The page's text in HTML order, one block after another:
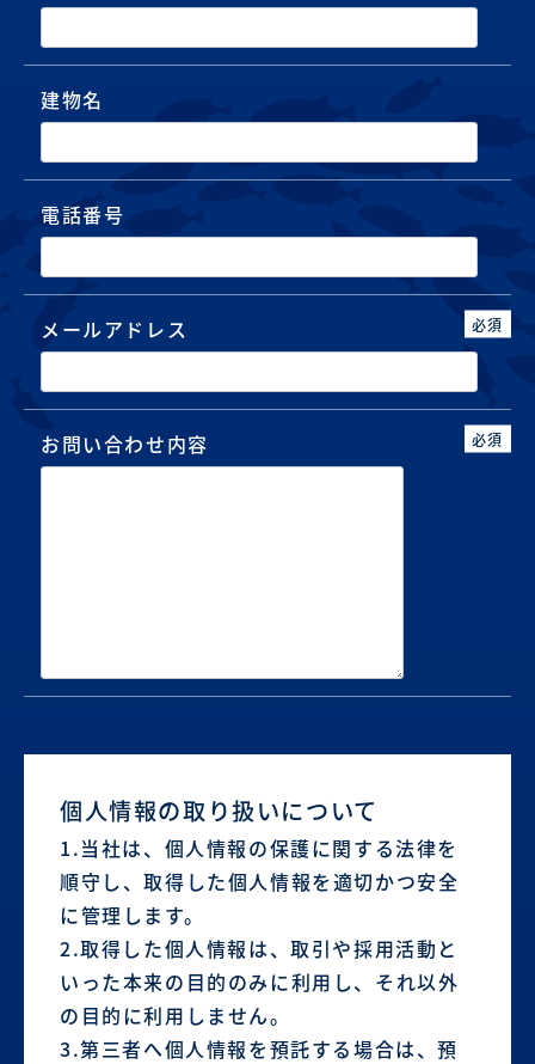
建物名
電話番号
メールアドレス 必須
お問い合わせ内容 必須
個人情報の取り扱いについて
1.当社は、個人情報の保護に関する法律を
順守し、取得した個人情報を適切かつ安全
に管理します。
2.取得した個人情報は、取引や採用活動と
いった本来の目的のみに利用し、それ以外
の目的に利用しません。
3.第三者へ個人情報を預託する場合は、預